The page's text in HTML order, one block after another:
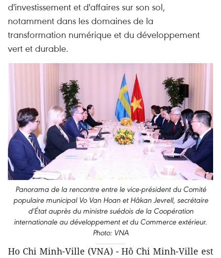
d'investissement et d'affaires sur son sol,
notamment dans les domaines de la
transformation numérique et du développement
vert et durable.
Panorama de la rencontre entre le vice-président du Comité
populaire municipal Vo Van Hoan et Håkan Jevrell, secrétaire
d'État auprès du ministre suédois de la Coopération
internationale au développement et du Commerce extérieur.
Photo: VNA
Ho Chi Minh-Ville (VNA) - Hô Chi Minh-Ville est